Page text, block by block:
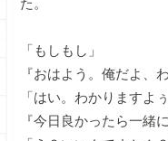
た。
「もしもし」
『おはよう。俺だよ、
「はい。わかりますよぅ
『今日良かったら一緒